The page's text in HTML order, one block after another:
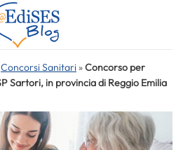
Concorsi Sanitari »Concorso per
Sartori, in provincia di Reggio Emilia